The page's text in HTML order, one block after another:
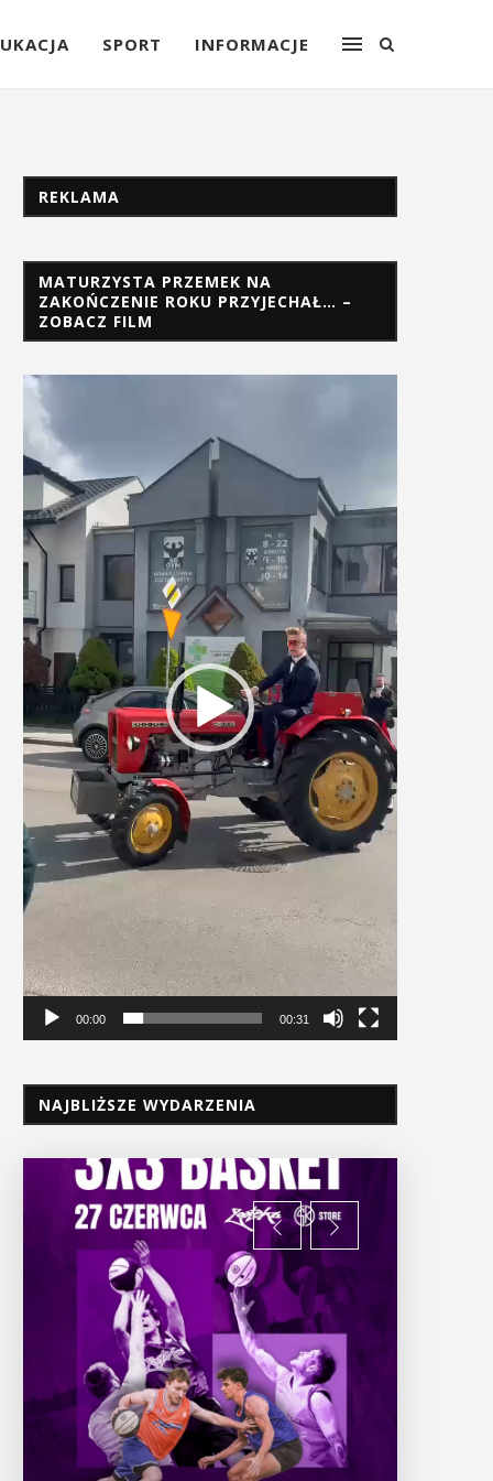
SPORT INFORMACJE
REKLAMA
MATURZYSTA PRZEMEK NA
ZAKOŃCZENIE ROKU PRZYJECHAŁ… –
ZOBACZ FILM
Odtwarzacz
video
00:00 00:31
NAJBLIŻSZE WYDARZENIA